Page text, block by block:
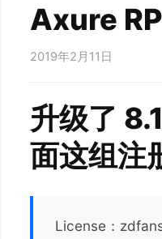
Axure
2019年2月11日
升级了
面这组注
License：